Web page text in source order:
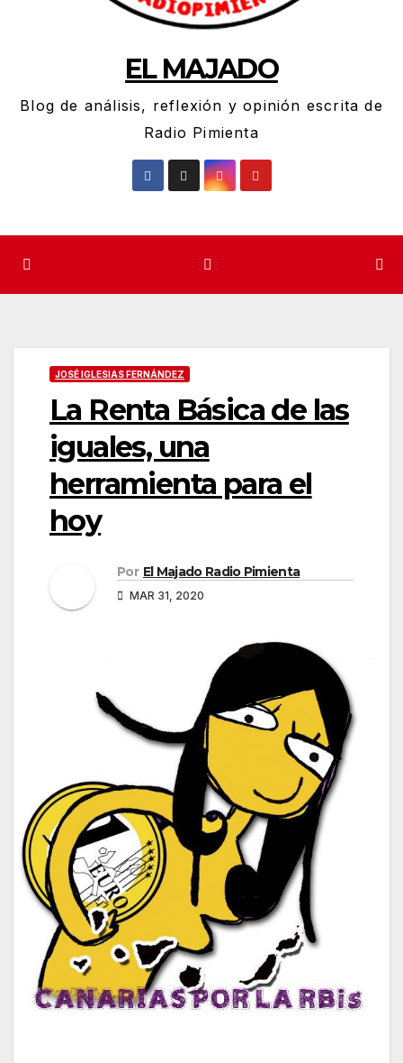
EL MAJADO
Blog de análisis, reflexión y opinión escrita de
Radio Pimienta
JOSÉ IGLESIAS FERNÁNDEZ
La Renta Básica de las
iguales, una
herramienta para el
hoy
Por El Majado Radio Pimienta
MAR 31, 2020